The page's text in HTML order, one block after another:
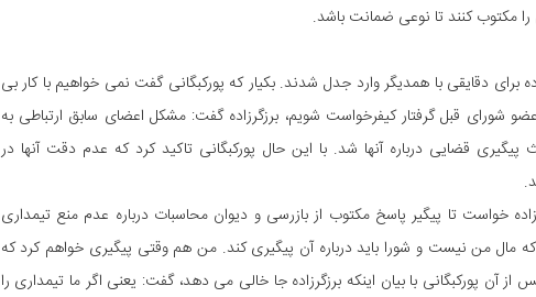
مکتوب کنند تا نوعی ضمانت باشد.
برای دقایقی با همدیگر وارد جدل شدند. بکیار که پورکبگانی گفت نمی خواهیم با کار بی
دقتی، مصوباتی داشته باشیم که مانند 6 عضو شورای قبل گرفتار کیفرخواست شویم، برزگرزاده گفت: مشکل اعضای سابق ارتباطی به
قضایی درباره آنها شد. با این حال پورکبگانی تاکید کرد که عدم دقت آنها در
خواست تا پیگیر پاسخ مکتوب از بازرسی و دیوان محاسبات درباره عدم منع تیمداری
مال من نیست و شورا باید درباره آن پیگیری کند. من هم وقتی پیگیری خواهم کرد که
پورکبگانی با بیان اینکه برزگرزاده جا خالی می دهد، گفت: یعنی اگر ما تیمداری را